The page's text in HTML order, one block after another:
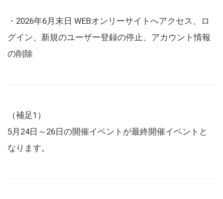
・2026年6月末日 WEBオンリーサイトへアクセス、ロ
グイン、新規のユーザー登録の停止、アカウント情報
の削除
（補足1）
5月24日～26日の開催イベントが最終開催イベントと
なります。